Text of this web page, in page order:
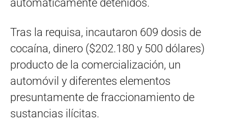
automáticamente detenidos.
Tras la requisa, incautaron 609 dosis de
cocaína, dinero ($202.180 y 500 dólares)
producto de la comercialización, un
automóvil y diferentes elementos
presuntamente de fraccionamiento de
sustancias ilícitas.